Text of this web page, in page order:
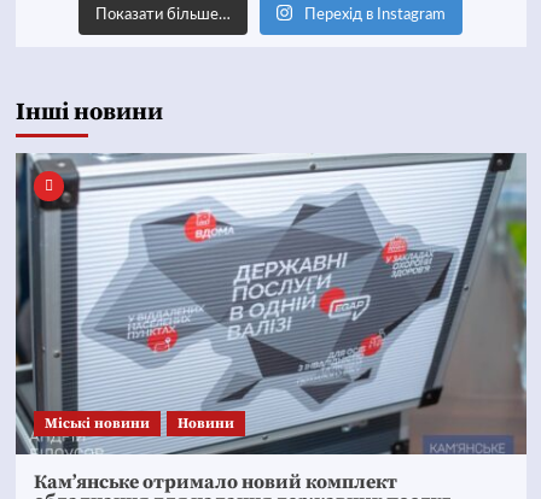
Показати більше… Перехід в Instagram
Інші новини
Mіські новини Новини
Кам’янське отримало новий комплект